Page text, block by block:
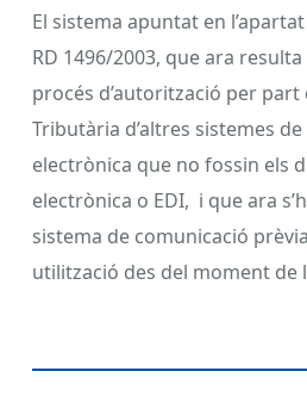
El sistema apuntat en
RD 1496/2003, que ara
procés d’autorització per part
Tributària d’altres sistemes
electrònica que no fossin els
electrònica o EDI, i que ara
sistema de comunicació
utilització des del moment de